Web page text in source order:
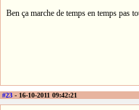
Ben ça marche de temps en temps pas
#23 - 16-10-2011 09:42:21